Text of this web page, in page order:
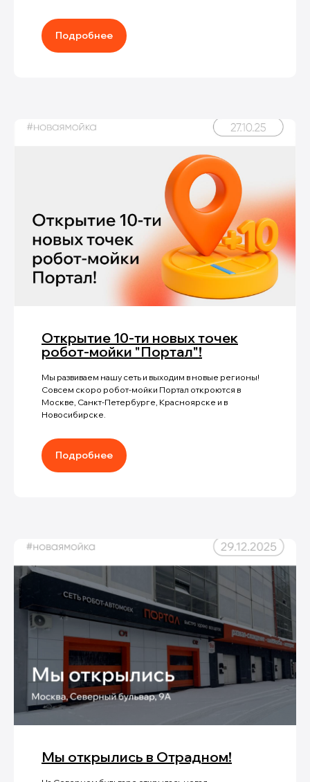
Подробнее
Открытие 10-ти новых точек
робот-мойки "Портал"!
Мы развиваем нашу сеть и выходим в новые регионы!
Совсем скоро робот-мойки Портал откроются в
Москве, Санкт-Петербурге, Красноярске и в
Новосибирске.
Подробнее
Мы открылись в Отрадном!